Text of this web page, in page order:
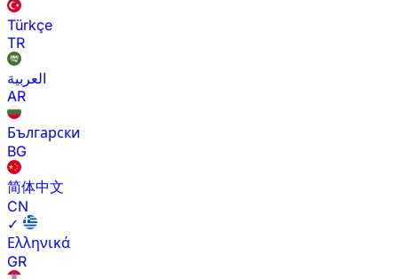
Türkçe
TR
العربية
AR
Български
BG
简体中文
CN
✓
Ελληνικά
GR